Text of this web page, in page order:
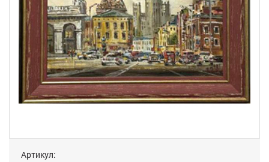
Артикул: